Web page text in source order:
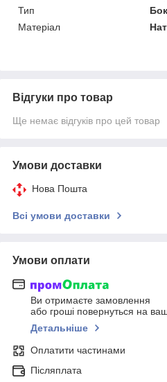
Тип
Матеріал
Відгуки про товар
Ще немає відгуків про цей товар
Умови доставки
Нова Пошта
Всі умови доставки
Умови оплати
Ви отримаєте замовлення
або гроші повернуться на
Детальніше
Оплатити частинами
Післяплата